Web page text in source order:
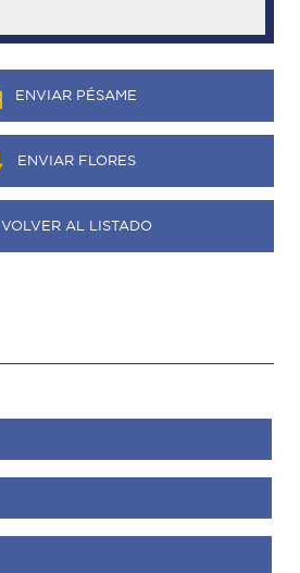
ENVIAR PÉSAME
ENVIAR FLORES
VOLVER AL LISTADO